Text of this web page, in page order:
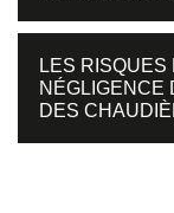
LES
NÉGLIGENCE
DES